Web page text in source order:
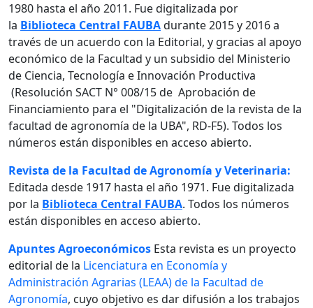
1980 hasta el año 2011. Fue digitalizada por
la Biblioteca Central FAUBAdurante 2015 y 2016 a
través de un acuerdo con la Editorial, y gracias al apoyo
económico de la Facultad y un subsidio del Ministerio
de Ciencia, Tecnología e Innovación Productiva
(Resolución SACT N° 008/15 de Aprobación de
Financiamiento para el "Digitalización de la revista de la
facultad de agronomía de la UBA", RD-F5). Todos los
números están disponibles en acceso abierto.
Revista de la Facultad de Agronomía y Veterinaria:
Editada desde 1917 hasta el año 1971. Fue digitalizada
por la Biblioteca Central FAUBA. Todos los números
están disponibles en acceso abierto.
Apuntes Agroeconómicos Esta revista es un proyecto
editorial de la Licenciatura en Economía y
Administración Agrarias (LEAA) de la Facultad de
Agronomía, cuyo objetivo es dar difusión a los trabajos